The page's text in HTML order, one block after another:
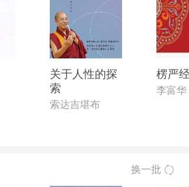
关于人性的探
索
索达吉堪布
楞严
李富华
换一批